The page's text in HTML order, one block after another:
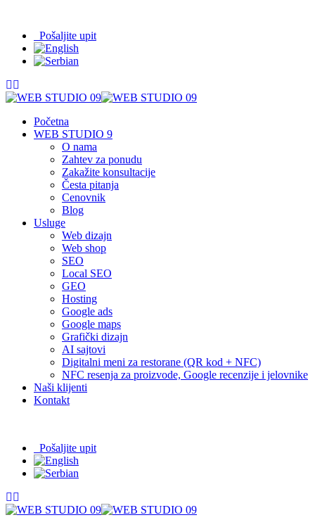
Pošaljite upit
Početna
WEB STUDIO 9
O nama
Zahtev za ponudu
Zakažite konsultacije
Česta pitanja
Cenovnik
Blog
Usluge
Web dizajn
Web shop
SEO
Local SEO
GEO
Hosting
Google ads
Google maps
Grafički dizajn
AI sajtovi
Digitalni meni za restorane (QR kod + NFC)
NFC resenja za proizvode, Google recenzije i jelovnike
Naši klijenti
Kontakt
Pošaljite upit